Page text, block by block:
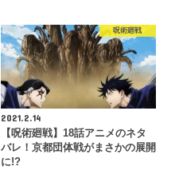
呪術廻戦
2021.2.14
【呪術廻戦】18話アニメのネタ
バレ！京都団体戦がまさかの展開
に!?